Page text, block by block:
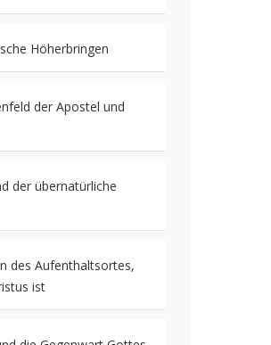
Höherbringen
der Apostel und
der übernatürliche
des Aufenthaltsortes,
ist